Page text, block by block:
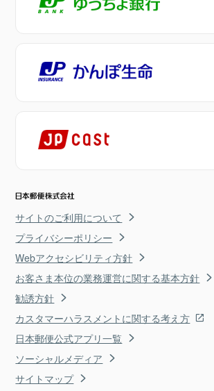
サイトのご利用について
プライバシーポリシー
Webアクセシビリティ方針
お客さま本位の業務運営に関する基本方針
勧誘方針
カスタマーハラスメントに関する考え方
日本郵便公式アプリ一覧
ソーシャルメディア
サイトマップ